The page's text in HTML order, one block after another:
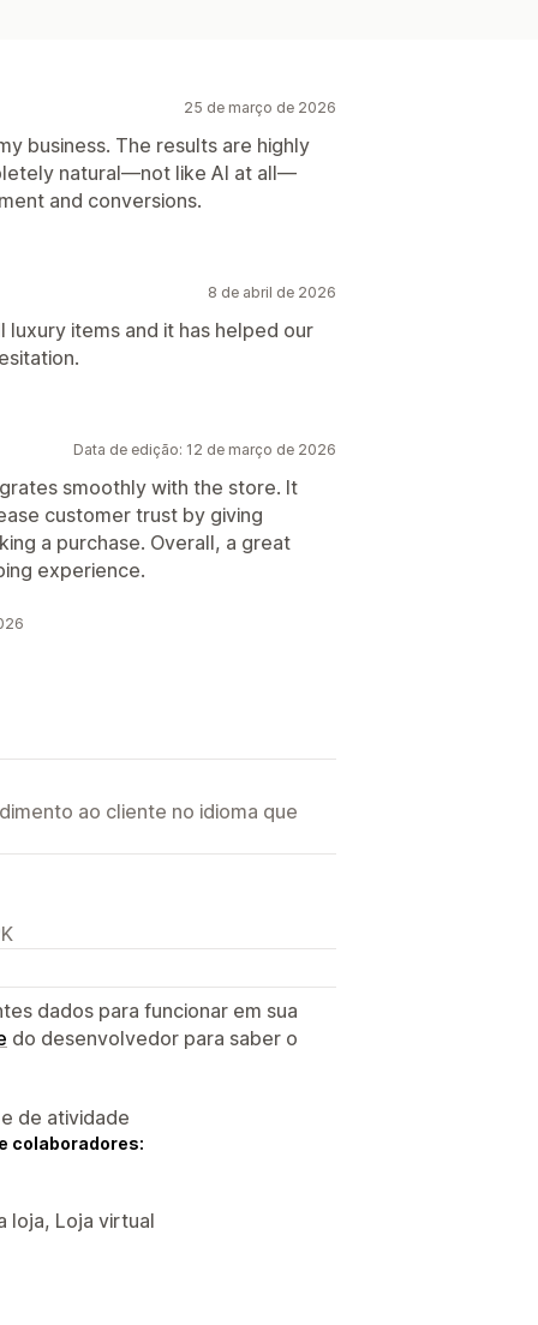
25 de março de 2026
business. The results are highly
natural—not like AI at all—
and conversions.
8 de abril de 2026
luxury items and it has helped our
Data de edição: 12 de março de 2026
smoothly with the store. It
customer trust by giving
a purchase. Overall, a great
experience.
ao cliente no idioma que
dados para funcionar em sua
do desenvolvedor para saber o
de atividade
colaboradores:
loja, Loja virtual